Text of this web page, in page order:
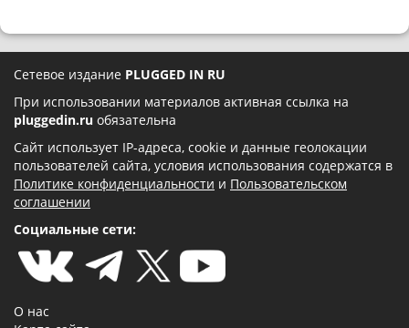
Сетевое издание PLUGGED IN RU
При использовании материалов активная ссылка на
pluggedin.ru обязательна
Сайт использует IP-адреса, cookie и данные геолокации
пользователей сайта, условия использования содержатся в
Политике конфиденциальности и Пользовательском
соглашении
Социальные сети:
О нас